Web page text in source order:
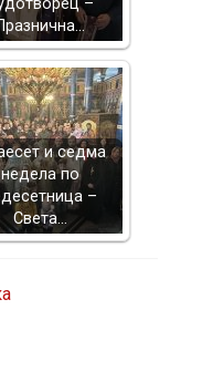
–
и седма
недела по
–
Света…